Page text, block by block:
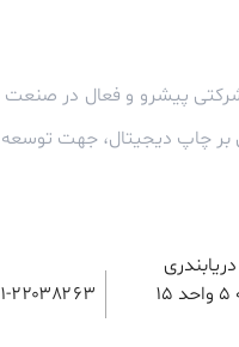
پیشرو و فعال در
بر چاپ دیجیتال، جهت
(ارمغان غربی) پلاک 64 طبقه ۵ واحد ۱۵
۰۲۱-